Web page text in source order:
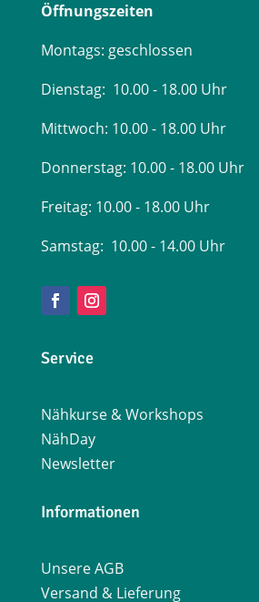
Öffnungszeiten
Montags: geschlossen
Dienstag: 10.00 - 18.00 Uhr
Mittwoch: 10.00 - 18.00 Uhr
Donnerstag: 10.00 - 18.00 Uhr
Freitag: 10.00 - 18.00 Uhr
Samstag: 10.00 - 14.00 Uhr
Service
Nähkurse & Workshops
NähDay
Newsletter
Informationen
Unsere AGB
Versand & Lieferung